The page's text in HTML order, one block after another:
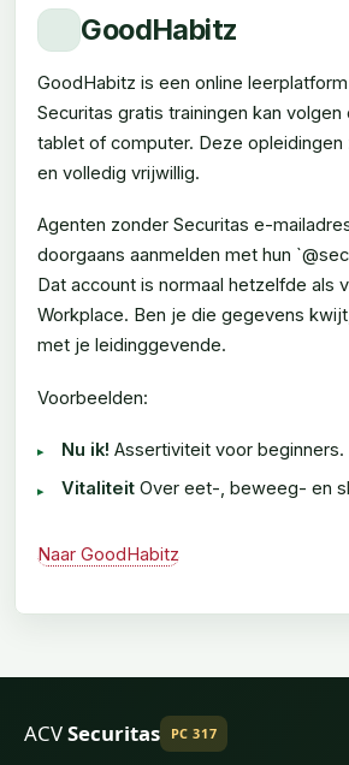
GoodHabitz
GoodHabitz is een online
Securitas gratis trainingen kan
tablet of computer. Deze opleidingen
en volledig vrijwillig.
Agenten zonder Securitas e-
doorgaans aanmelden met hun
Dat account is normaal hetzelfde als
Workplace. Ben je die gegevens
met je leidinggevende.
Voorbeelden:
Nu ik! Assertiviteit voor beginners.
Vitaliteit Over eet-, beweeg- en
Naar GoodHabitz
ACVSecuritas PC 317